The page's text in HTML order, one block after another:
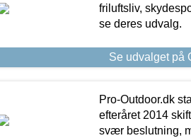
friluftsliv,
se deres udvalg.
Se udvalget på
Pro-Outdoor.dk
efteråret 2014
svær beslutning,